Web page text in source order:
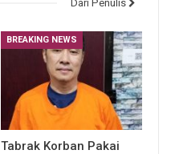
Dari Penulis
BREAKING NEWS
Tabrak Korban Pakai